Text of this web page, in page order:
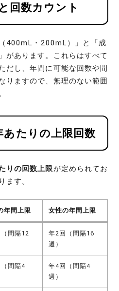
回数カウント
400mL・200mL）」と「成
があります。これらはすべて
だし、年間に可能な回数や間
りますので、無理のない範囲
あたりの上限回数
りの回数上限が定められてお
ます。
年間上限 女性の年間上限
間隔12
年2回（間隔16
週）
間隔4
年4回（間隔4
週）